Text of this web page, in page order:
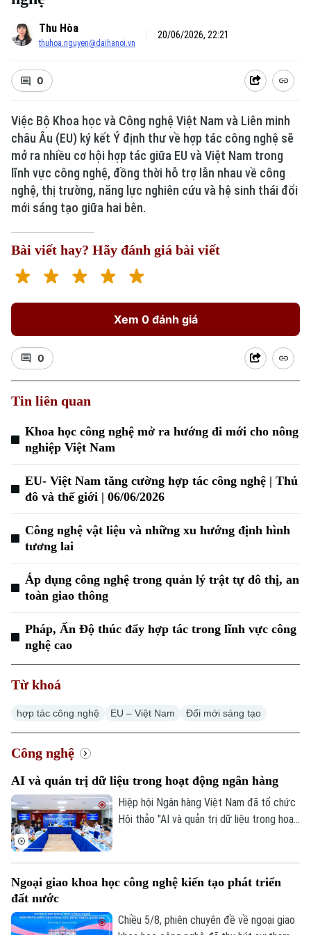
Xu hướng
Chuyên mục
Hà Nội
Chính trị
Xã hội
An ninh trật tự
Công nghệ
Nhịp sống Hà Nội
Khoảnh khắc Hà Nội
Ẩm thực
Tin tức
Hồ sơ
Người Việt 4 phương
Kinh tế
Cafe sáng
Tài chính Ngân hàng
Nhà đất
Tin tức
Đầu tư
Căn hộ
Tàu và Xe
Ô tô
Tàu
Xe máy
Giáo dục
Tin tức
Tuyển sinh
Văn hóa
Tin tức
Thu Hòa
thuhoa.nguyen@daihanoi.vn
20/06/2026, 22:21
0
Việc Bộ Khoa học và Công nghệ Việt Nam và Liên minh
châu Âu (EU) ký kết Ý định thư về hợp tác công nghệ sẽ
mở ra nhiều cơ hội hợp tác giữa EU và Việt Nam trong
lĩnh vực công nghệ, đồng thời hỗ trợ lẫn nhau về công
nghệ, thị trường, năng lực nghiên cứu và hệ sinh thái đổi
mới sáng tạo giữa hai bên.
Bài viết hay? Hãy đánh giá bài viết
Xem 0 đánh giá
0
Tin liên quan
Khoa học công nghệ mở ra hướng đi mới cho nông
nghiệp Việt Nam
EU- Việt Nam tăng cường hợp tác công nghệ | Thủ
đô và thế giới | 06/06/2026
Công nghệ vật liệu và những xu hướng định hình
tương lai
Áp dụng công nghệ trong quản lý trật tự đô thị, an
toàn giao thông
Pháp, Ấn Độ thúc đẩy hợp tác trong lĩnh vực công
nghệ cao
Từ khoá
hợp tác công nghệ EU – Việt Nam Đổi mới sáng tạo
Công nghệ
AI và quản trị dữ liệu trong hoạt động ngân hàng
Hiệp hội Ngân hàng Việt Nam đã tổ chức
Hội thảo "AI và quản trị dữ liệu trong hoạt
hàng và doanh nghiệp Fintech.
Ngoại giao khoa học công nghệ kiến tạo phát triển
đất nước
Chiều 5/8, phiên chuyên đề về ngoại giao